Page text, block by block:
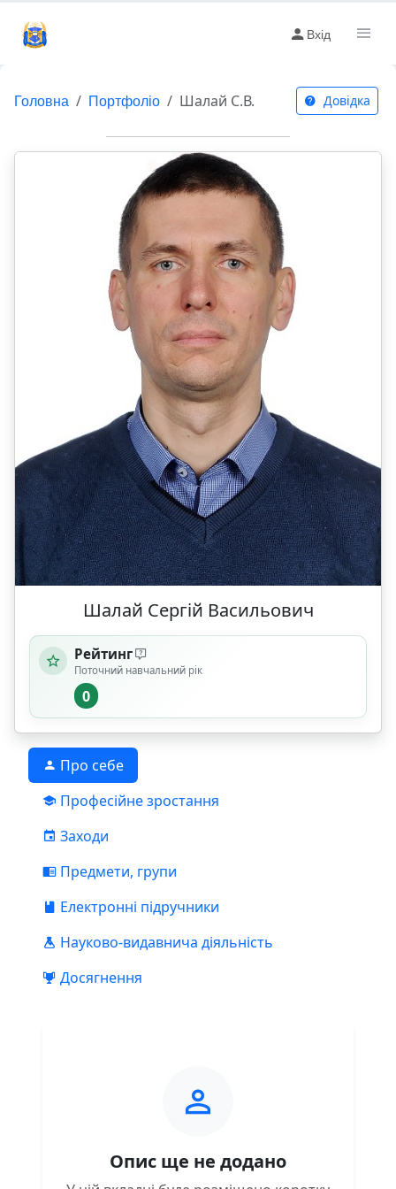
Вхід
Головна Портфоліо Шалай С.В. Довідка
Шалай Сергій Васильович
Рейтинг
Поточний навчальний рік
0
Про себе
Професійне зростання
Заходи
Предмети, групи
Електронні підручники
Науково-видавнича діяльність
Досягнення
Опис ще не додано